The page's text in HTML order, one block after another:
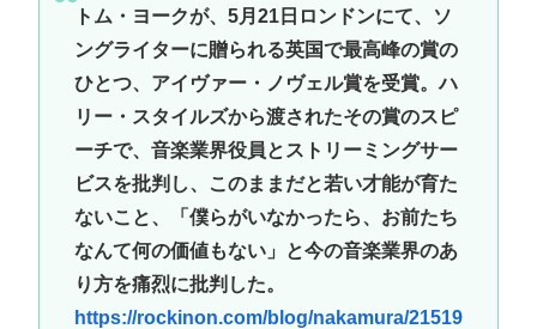
トム・ヨークが、5月21日ロンドンにて、ソ
ングライターに贈られる英国で最高峰の賞の
ひとつ、アイヴァー・ノヴェル賞を受賞。ハ
リー・スタイルズから渡されたその賞のスピ
ーチで、音楽業界役員とストリーミングサー
ビスを批判し、このままだと若い才能が育た
ないこと、「僕らがいなかったら、お前たち
なんて何の価値もない」と今の音楽業界のあ
り方を痛烈に批判した。
https://rockinon.com/blog/nakamura/21519